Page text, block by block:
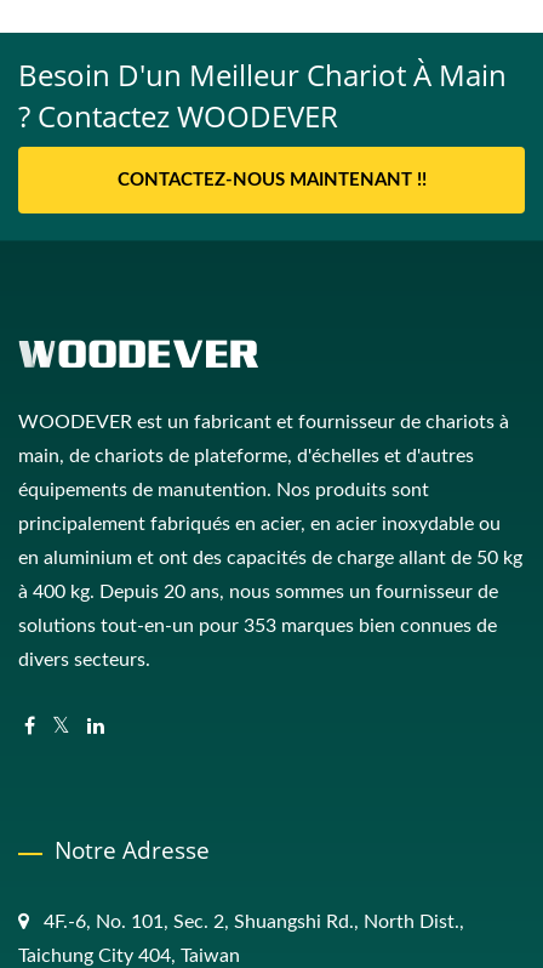
Besoin D'un Meilleur Chariot À Main
? Contactez WOODEVER
CONTACTEZ-NOUS MAINTENANT !!
WOODEVER est un fabricant et fournisseur de chariots à
main, de chariots de plateforme, d'échelles et d'autres
équipements de manutention. Nos produits sont
principalement fabriqués en acier, en acier inoxydable ou
en aluminium et ont des capacités de charge allant de 50 kg
à 400 kg. Depuis 20 ans, nous sommes un fournisseur de
solutions tout-en-un pour 353 marques bien connues de
divers secteurs.
Notre Adresse
4F.-6, No. 101, Sec. 2, Shuangshi Rd., North Dist.,
Taichung City 404, Taiwan